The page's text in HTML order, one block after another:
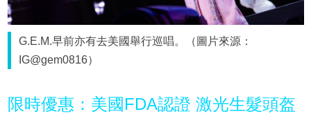
G.E.M.早前亦有去美國舉行巡唱。（圖片來源：
IG@gem0816）
限時優惠：美國FDA認證 激光生髮頭盔